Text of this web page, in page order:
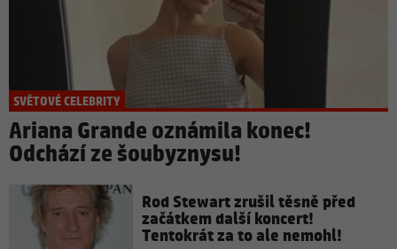
SVĚTOVÉ CELEBRITY
Ariana Grande oznámila konec!
Odchází ze šoubyznysu!
Rod Stewart zrušil těsně před
začátkem další koncert!
Tentokrát za to ale nemohl!